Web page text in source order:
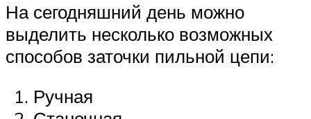
На сегодняшний день можно
выделить несколько возможных
способов заточки пильной цепи:
Ручная